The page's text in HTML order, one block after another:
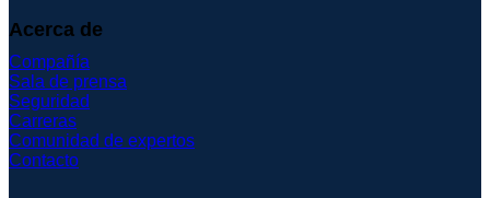
Acerca de
Compañía
Sala de prensa
Seguridad
Carreras
Comunidad de expertos
Contacto